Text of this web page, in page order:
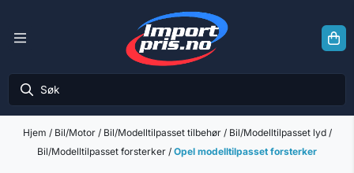
Hjem / Bil/Motor / Bil/Modelltilpasset tilbehør / Bil/Modelltilpasset lyd /
Bil/Modelltilpasset forsterker / Opel modelltilpasset forsterker